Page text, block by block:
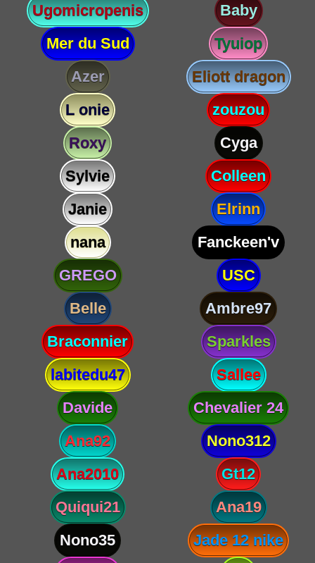
Ugomicropenis
Baby
Mer du Sud
Tyuiop
Azer
Eliott dragon
L onie
zouzou
Roxy
Cyga
Sylvie
Colleen
Janie
Elrinn
nana
Fanckeen'v
GREGO
USC
Belle
Ambre97
Braconnier
Sparkles
labitedu47
Sallee
Davide
Chevalier 24
Ana92
Nono312
Ana2010
Gt12
Quiqui21
Ana19
Nono35
Jade 12 nike